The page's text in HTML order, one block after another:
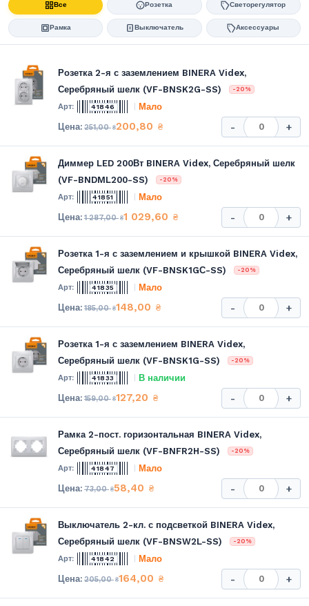
Все Розетка Светорегулятор
Рамка Выключатель Аксессуары
Розетка 2-я с заземлением BINERA Videx,
Серебряный шелк (VF-BNSK2G-SS)
-20%
41846 Мало
251,00₴200,80 ₴ - +
Диммер LED 200Вт BINERA Videx, Серебряный шелк
(VF-BNDML200-SS)
-20%
41851 Мало
1 287,00₴1 029,60 ₴ - +
Розетка 1-я с заземлением и крышкой BINERA Videx,
Серебряный шелк (VF-BNSK1GС-SS)
-20%
41835 Мало
185,00₴148,00 ₴ - +
Розетка 1-я с заземлением BINERA Videx,
Серебряный шелк (VF-BNSK1G-SS)
-20%
41833 В наличии
159,00₴127,20 ₴ - +
Рамка 2-пост. горизонтальная BINERA Videx,
Серебряный шелк (VF-BNFR2H-SS)
-20%
41847 Мало
73,00₴58,40 ₴ - +
Выключатель 2-кл. с подсветкой BINERA Videx,
Серебряный шелк (VF-BNSW2L-SS)
-20%
41842 Мало
205,00₴164,00 ₴ - +